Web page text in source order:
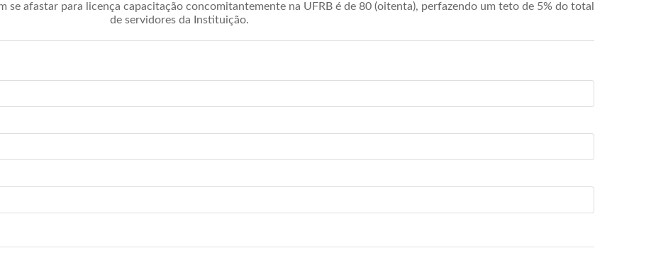
se afastar para licença capacitação concomitantemente na UFRB é de 80 (oitenta), perfazendo um teto de 5% do total
de servidores da Instituição.